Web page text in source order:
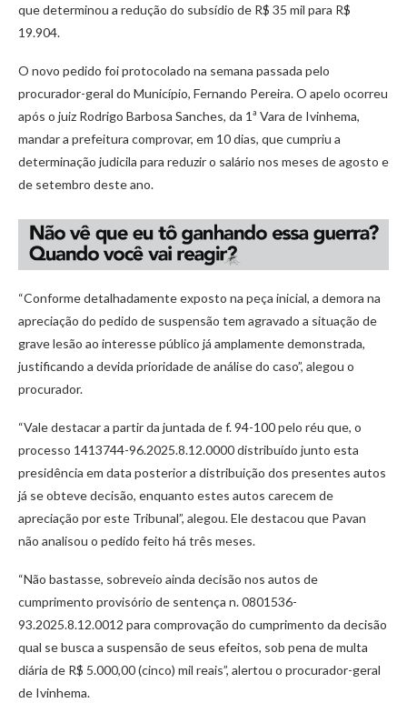
que determinou a redução do subsídio de R$ 35 mil para R$
19.904.
O novo pedido foi protocolado na semana passada pelo
procurador-geral do Município, Fernando Pereira. O apelo ocorreu
após o juiz Rodrigo Barbosa Sanches, da 1ª Vara de Ivinhema,
mandar a prefeitura comprovar, em 10 dias, que cumpriu a
determinação judicila para reduzir o salário nos meses de agosto e
de setembro deste ano.
“Conforme detalhadamente exposto na peça inicial, a demora na
apreciação do pedido de suspensão tem agravado a situação de
grave lesão ao interesse público já amplamente demonstrada,
justificando a devida prioridade de análise do caso”, alegou o
procurador.
“Vale destacar a partir da juntada de f. 94-100 pelo réu que, o
processo 1413744-96.2025.8.12.0000 distribuído junto esta
presidência em data posterior a distribuição dos presentes autos
já se obteve decisão, enquanto estes autos carecem de
apreciação por este Tribunal”, alegou. Ele destacou que Pavan
não analisou o pedido feito há três meses.
“Não bastasse, sobreveio ainda decisão nos autos de
cumprimento provisório de sentença n. 0801536-
93.2025.8.12.0012 para comprovação do cumprimento da decisão
qual se busca a suspensão de seus efeitos, sob pena de multa
diária de R$ 5.000,00 (cinco) mil reais”, alertou o procurador-geral
de Ivinhema.